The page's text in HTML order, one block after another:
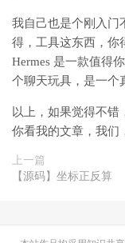
我自己也是个刚入门
得，工具这东西，你
Hermes 是一款值得
个聊天玩具，是一个
以上，如果觉得不错
你看我的文章，我们
上一篇
【源码】坐标正反算